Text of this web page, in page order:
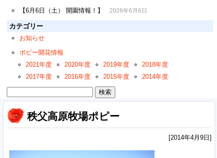
【6月6日（土） 開園情報！】 2026年6月6日
カテゴリー
お知らせ
ポピー開花情報
2021年度
2020年度 2019年度
2018年度
2017年度
2016年度 2015年度
2014年度
索:
秩父高原牧場ポピー
[2014年4月9日]